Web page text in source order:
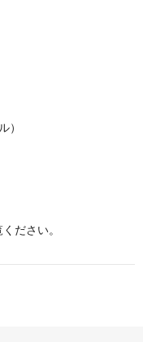
）
ださい。